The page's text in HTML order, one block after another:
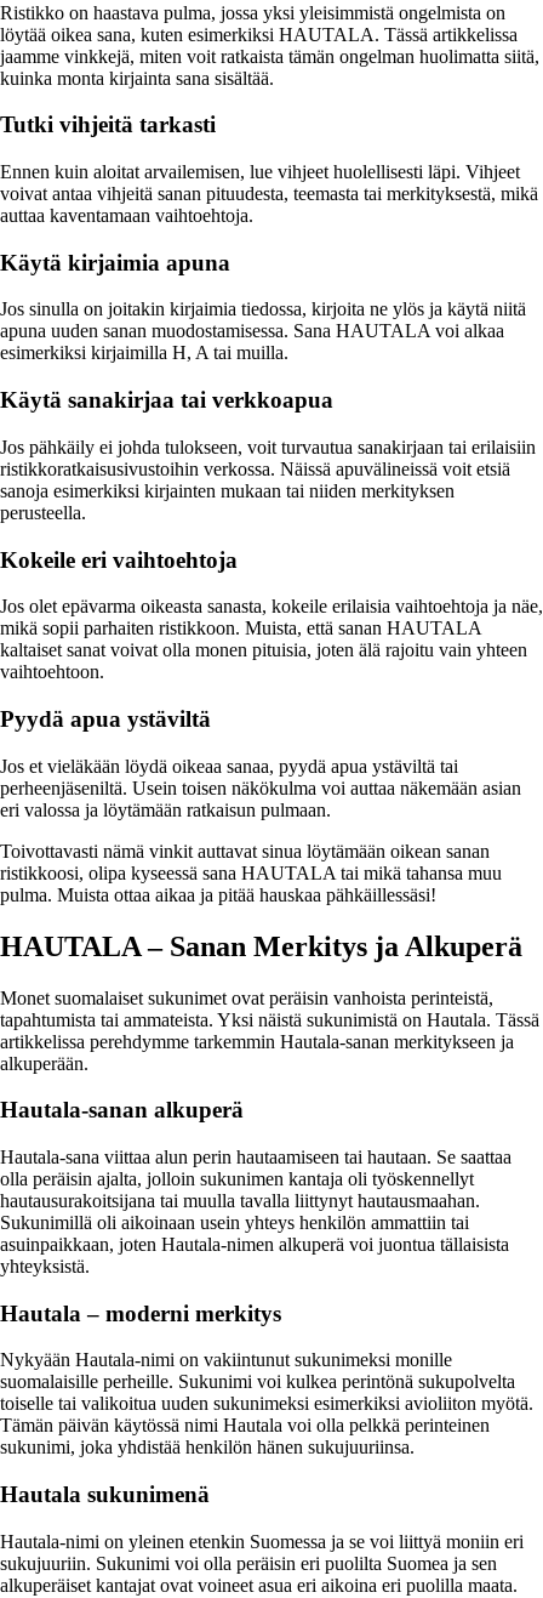
Ristikko on haastava pulma, jossa yksi yleisimmistä ongelmista on
löytää oikea sana, kuten esimerkiksi HAUTALA. Tässä artikkelissa
jaamme vinkkejä, miten voit ratkaista tämän ongelman huolimatta siitä,
kuinka monta kirjainta sana sisältää.
Tutki vihjeitä tarkasti
Ennen kuin aloitat arvailemisen, lue vihjeet huolellisesti läpi. Vihjeet
voivat antaa vihjeitä sanan pituudesta, teemasta tai merkityksestä, mikä
auttaa kaventamaan vaihtoehtoja.
Käytä kirjaimia apuna
Jos sinulla on joitakin kirjaimia tiedossa, kirjoita ne ylös ja käytä niitä
apuna uuden sanan muodostamisessa. Sana HAUTALA voi alkaa
esimerkiksi kirjaimilla H, A tai muilla.
Käytä sanakirjaa tai verkkoapua
Jos pähkäily ei johda tulokseen, voit turvautua sanakirjaan tai erilaisiin
ristikkoratkaisusivustoihin verkossa. Näissä apuvälineissä voit etsiä
sanoja esimerkiksi kirjainten mukaan tai niiden merkityksen
perusteella.
Kokeile eri vaihtoehtoja
Jos olet epävarma oikeasta sanasta, kokeile erilaisia vaihtoehtoja ja näe,
mikä sopii parhaiten ristikkoon. Muista, että sanan HAUTALA
kaltaiset sanat voivat olla monen pituisia, joten älä rajoitu vain yhteen
vaihtoehtoon.
Pyydä apua ystäviltä
Jos et vieläkään löydä oikeaa sanaa, pyydä apua ystäviltä tai
perheenjäseniltä. Usein toisen näkökulma voi auttaa näkemään asian
eri valossa ja löytämään ratkaisun pulmaan.
Toivottavasti nämä vinkit auttavat sinua löytämään oikean sanan
ristikkoosi, olipa kyseessä sana HAUTALA tai mikä tahansa muu
pulma. Muista ottaa aikaa ja pitää hauskaa pähkäillessäsi!
HAUTALA – Sanan Merkitys ja Alkuperä
Monet suomalaiset sukunimet ovat peräisin vanhoista perinteistä,
tapahtumista tai ammateista. Yksi näistä sukunimistä on Hautala. Tässä
artikkelissa perehdymme tarkemmin Hautala-sanan merkitykseen ja
alkuperään.
Hautala-sanan alkuperä
Hautala-sana viittaa alun perin hautaamiseen tai hautaan. Se saattaa
olla peräisin ajalta, jolloin sukunimen kantaja oli työskennellyt
hautausurakoitsijana tai muulla tavalla liittynyt hautausmaahan.
Sukunimillä oli aikoinaan usein yhteys henkilön ammattiin tai
asuinpaikkaan, joten Hautala-nimen alkuperä voi juontua tällaisista
yhteyksistä.
Hautala – moderni merkitys
Nykyään Hautala-nimi on vakiintunut sukunimeksi monille
suomalaisille perheille. Sukunimi voi kulkea perintönä sukupolvelta
toiselle tai valikoitua uuden sukunimeksi esimerkiksi avioliiton myötä.
Tämän päivän käytössä nimi Hautala voi olla pelkkä perinteinen
sukunimi, joka yhdistää henkilön hänen sukujuuriinsa.
Hautala sukunimenä
Hautala-nimi on yleinen etenkin Suomessa ja se voi liittyä moniin eri
sukujuuriin. Sukunimi voi olla peräisin eri puolilta Suomea ja sen
alkuperäiset kantajat ovat voineet asua eri aikoina eri puolilla maata.